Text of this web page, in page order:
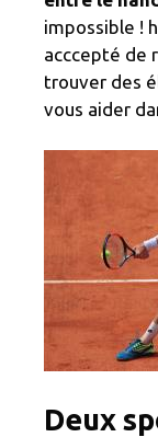
impossible !
acccepté de
trouver des
vous aider
Deux